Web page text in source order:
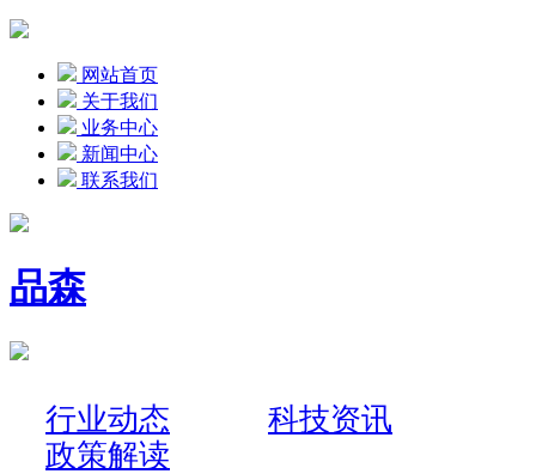
网站首页
关于我们
业务中心
新闻中心
联系我们
品森
行业动态
科技资讯
政策解读